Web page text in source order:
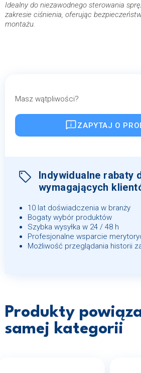
Idealny do niezawodnego sterowania
zakresie ciśnienia, oferując
montażu.
Masz wątpliwości?
ZAPYTAJ O
Indywidualne rabaty
wymagających
10 lat doświadczenia w branży
Bogaty wybór produktów
Szybka wysyłka w 24 / 48 h
Profesjonalne wsparcie
Możliwość przeglądania historii
Produkty
samej kategorii